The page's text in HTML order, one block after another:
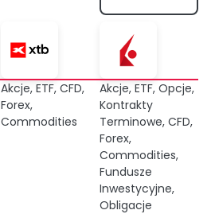
Akcje, ETF, CFD,
Forex,
Commodities
Akcje, ETF, Opcje,
Kontrakty
Terminowe, CFD,
Forex,
Commodities,
Fundusze
Inwestycyjne,
Obligacje